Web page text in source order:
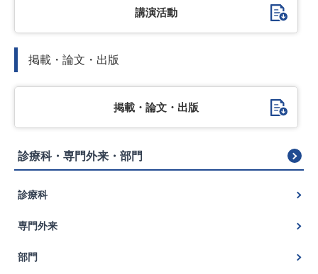
講演活動
掲載・論文・出版
掲載・論文・出版
診
療
科・
専
門
来・
門
診療科・専門外来・部門
診療科
脳神経外科
専門外来
せぼね外来
部門